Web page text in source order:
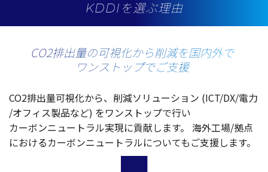
KDDIを選ぶ理由
CO2排出量の可視化から削減を国内外で
ワンストップでご支援
CO2排出量可視化から、 削減ソリューション (ICT/DX/電力
/オフィス製品など) をワンストップで行い
カーボンニュートラル実現に貢献します。 海外工場/拠点
におけるカーボンニュートラルについてもご支援します。